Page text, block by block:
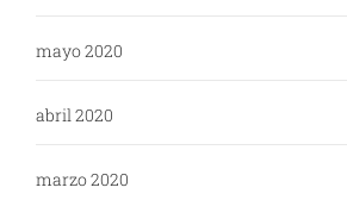
mayo 2020
abril 2020
marzo 2020